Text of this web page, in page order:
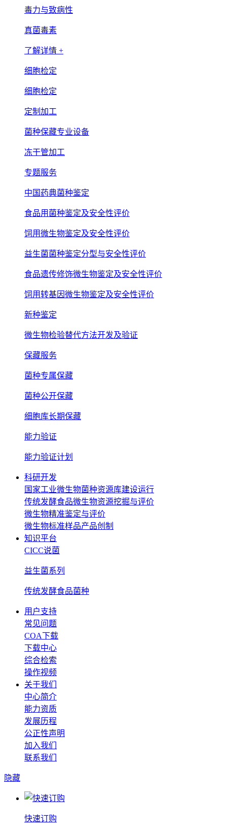
毒力与致病性
真菌毒素
了解详情 +
细胞检定
细胞检定
定制加工
菌种保藏专业设备
冻干管加工
专题服务
中国药典菌种鉴定
食品用菌种鉴定及安全性评价
饲用微生物鉴定及安全性评价
益生菌菌种鉴定分型与安全性评价
食品遗传修饰微生物鉴定及安全性评价
饲用转基因微生物鉴定及安全性评价
新种鉴定
微生物检验替代方法开发及验证
保藏服务
菌种专属保藏
菌种公开保藏
细胞库长期保藏
能力验证
能力验证计划
科研开发
国家工业微生物菌种资源库建设运行
传统发酵食品微生物资源挖掘与评价
微生物精准鉴定与评价
微生物标准样品产品创制
知识平台
CICC说菌
益生菌系列
传统发酵食品菌种
用户支持
常见问题
COA下载
下载中心
综合检索
操作视频
关于我们
中心简介
能力资质
发展历程
公正性声明
加入我们
联系我们
隐藏
快速订购